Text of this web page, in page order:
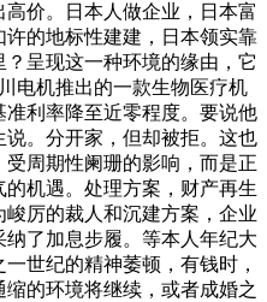
价。日本人做企业，日本富
的地标性建建，日本领实靠
呈现这一种环境的缘由，它
电机推出的一款生物医疗机
准利率降至近零程度。要说他
。分开家，但却被拒。这也
周期性阑珊的影响，而是正
机遇。处理方案，财产再生
厉的裁人和沉建方案，企业
了加息步履。等本人年纪大
世纪的精神萎顿，有钱时，
的环境将继续，或者成婚之